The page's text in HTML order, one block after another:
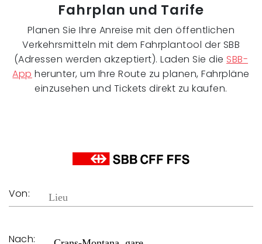
Fahrplan und Tarife
Planen Sie Ihre Anreise mit den öffentlichen
Verkehrsmitteln mit dem Fahrplantool der SBB
(Adressen werden akzeptiert). Laden Sie die SBB-
App herunter, um Ihre Route zu planen, Fahrpläne
einzusehen und Tickets direkt zu kaufen.
Von:
Nach: